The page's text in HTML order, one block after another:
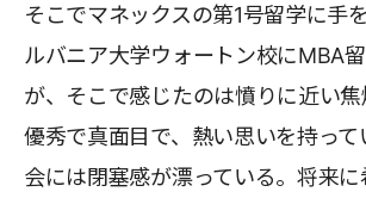
そこでマネックスの第1号留学に手
ルバニア大学ウォートン校にMBA
が、そこで感じたのは憤りに近い
優秀で真面目で、熱い思いを持っ
会には閉塞感が漂っている。将来に